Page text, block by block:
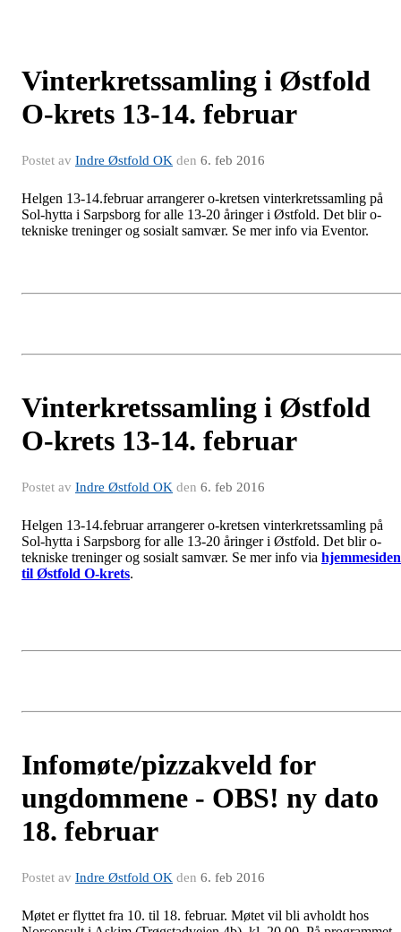
Vinterkretssamling i Østfold
O-krets 13-14. februar
Postet av Indre Østfold OK den 6. feb 2016
Helgen 13-14.februar arrangerer o-kretsen vinterkretssamling på
Sol-hytta i Sarpsborg for alle 13-20 åringer i Østfold. Det blir o-
tekniske treninger og sosialt samvær. Se mer info via Eventor.
Vinterkretssamling i Østfold
O-krets 13-14. februar
Postet av Indre Østfold OK den 6. feb 2016
Helgen 13-14.februar arrangerer o-kretsen vinterkretssamling på
Sol-hytta i Sarpsborg for alle 13-20 åringer i Østfold. Det blir o-
tekniske treninger og sosialt samvær. Se mer info via hjemmesiden
til Østfold O-krets.
Infomøte/pizzakveld for
ungdommene - OBS! ny dato
18. februar
Postet av Indre Østfold OK den 6. feb 2016
Møtet er flyttet fra 10. til 18. februar. Møtet vil bli avholdt hos